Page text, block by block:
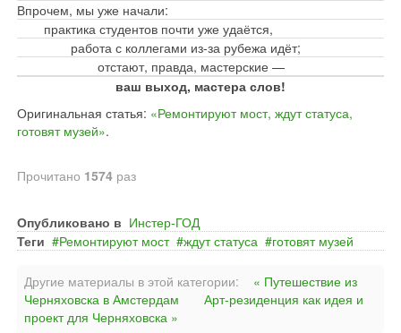
Впрочем, мы уже начали:
практика студентов почти уже удаётся,
работа с коллегами из-за рубежа идёт;
отстают, правда, мастерские —
ваш выход, мастера слов!
Оригинальная статья: «Ремонтируют мост, ждут статуса,
готовят музей».
Прочитано 1574 раз
Опубликовано в Инстер-ГОД
Теги
Ремонтируют мост ждут статуса готовят музей
Другие материалы в этой категории:
« Путешествие из
Черняховска в Амстердам
Арт-резиденция как идея и
проект для Черняховска »